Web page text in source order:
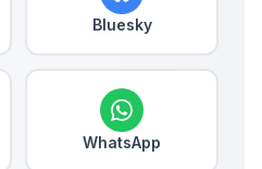
Bluesky
WhatsApp